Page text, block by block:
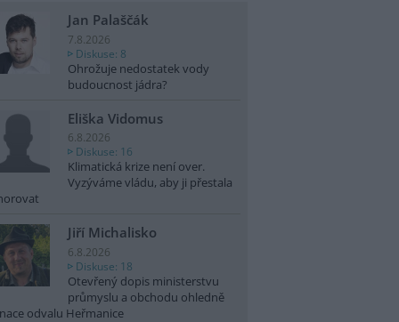
Jan Palaščák
7.8.2026
Diskuse: 8
Ohrožuje nedostatek vody
budoucnost jádra?
Eliška Vidomus
6.8.2026
Diskuse: 16
Klimatická krize není over.
Vyzýváme vládu, aby ji přestala
Jiří Michalisko
6.8.2026
Diskuse: 18
Otevřený dopis ministerstvu
průmyslu a obchodu ohledně
odvalu Heřmanice